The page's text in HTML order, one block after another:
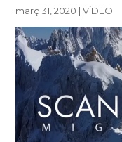
març 31, 2020 |VÍDEO